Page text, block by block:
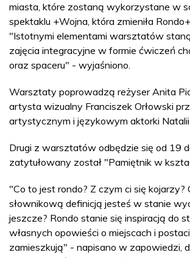
miasta, które zostaną wykorzystane w
spektaklu +Wojna, która zmieniła
"Istotnymi elementami warsztatów
zajęcia integracyjne w formie ćwiczeń
oraz spaceru" - wyjaśniono.
Warsztaty poprowadzą reżyser Anita
artysta wizualny Franciszek Orłowski
artystycznym i językowym aktorki Natalii
Drugi z warsztatów odbędzie się od 19
zatytułowany został "Pamiętnik w
"Co to jest rondo? Z czym ci się kojarzy?
słownikową definicją jesteś w stanie
jeszcze? Rondo stanie się inspiracją do
własnych opowieści o miejscach i
zamieszkują" - napisano w zapowiedzi,